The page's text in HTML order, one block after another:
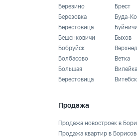
Березино
Березовка
Берестовица
Бешенковичи
Бобруйск
Болбасово
Большая
Берестовица
Брест
Буда-
Буйничи
Быхов
Ветка
Вилейка
Витебск
Продажа
Продажа новостроек в
Продажа квартир в